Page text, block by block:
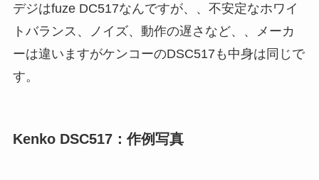
デジはfuze DC517なんですが、、不安定なホワイ
トバランス、ノイズ、動作の遅さなど、、メーカ
ーは違いますがケンコーのDSC517も中身は同じで
す。
Kenko DSC517：作例写真